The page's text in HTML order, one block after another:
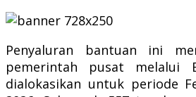
Penyaluran bantuan ini
pemerintah pusat melalui
dialokasikan untuk periode